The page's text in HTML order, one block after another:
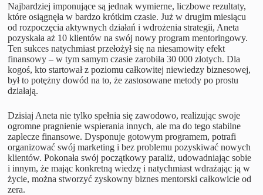
Najbardziej imponujące są jednak wymierne, liczbowe rezultaty,
które osiągnęła w bardzo krótkim czasie. Już w drugim miesiącu
od rozpoczęcia aktywnych działań i wdrożenia strategii, Aneta
pozyskała aż 10 klientów na swój nowy program mentoringowy.
Ten sukces natychmiast przełożył się na niesamowity efekt
finansowy – w tym samym czasie zarobiła 30 000 złotych. Dla
kogoś, kto startował z poziomu całkowitej niewiedzy biznesowej,
był to potężny dowód na to, że zastosowane metody po prostu
działają.
Dzisiaj Aneta nie tylko spełnia się zawodowo, realizując swoje
ogromne pragnienie wspierania innych, ale ma do tego stabilne
zaplecze finansowe. Dysponuje gotowym programem, potrafi
organizować swój marketing i bez problemu pozyskiwać nowych
klientów. Pokonała swój początkowy paraliż, udowadniając sobie
i innym, że mając konkretną wiedzę i natychmiast wdrażając ją w
życie, można stworzyć zyskowny biznes mentorski całkowicie od
zera.